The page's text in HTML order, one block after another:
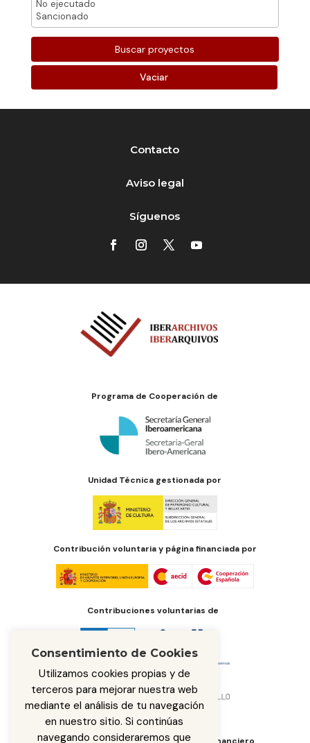
Vaciar
Contacto
Aviso legal
Síguenos
Programa de Cooperación de
Unidad Técnica gestionada por
Contribución voluntaria y página financiada por
Contribuciones voluntarias de
Consentimiento de Cookies
Utilizamos cookies propias y de
terceros para mejorar nuestra web
mediante el análisis de tu navegación
en nuestro sitio. Si continúas
navegando consideraremos que